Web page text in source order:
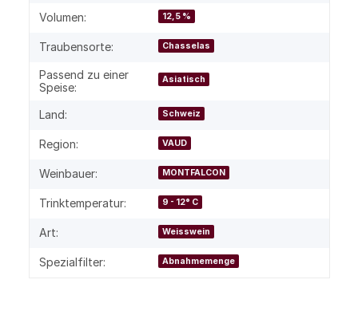
Volumen: 12,5 %
Traubensorte: Chasselas
Passend zu einer
Speise:
Asiatisch
Land: Schweiz
Region: VAUD
Weinbauer: MONTFALCON
Trinktemperatur: 9 - 12° C
Art: Weisswein
Spezialfilter: Abnahmemenge